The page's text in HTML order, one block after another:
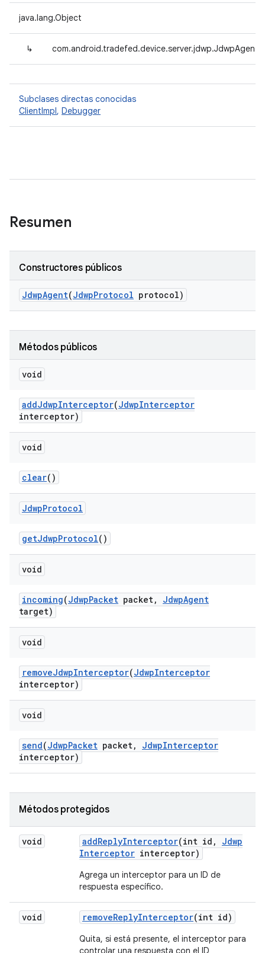
java.lang.Object
↳ com.android.tradefed.device.server.jdwp.JdwpAgent
Subclases directas conocidas
ClientImpl, Debugger
Resumen
Constructores públicos
JdwpAgent(JdwpProtocol protocol)
Métodos públicos
void
addJdwpInterceptor(JdwpInterceptor
interceptor)
void
clear()
JdwpProtocol
getJdwpProtocol()
void
incoming(JdwpPacket packet, JdwpAgent
target)
void
removeJdwpInterceptor(JdwpInterceptor
interceptor)
void
send(JdwpPacket packet, JdwpInterceptor
interceptor)
Métodos protegidos
void addReplyInterceptor(int id ,
Jdwp
Interceptor interceptor)
Agrega un interceptor para un ID de
respuesta específico.
void removeReplyInterceptor(int id)
Quita, si está presente, el interceptor para
controlar una respuesta con el ID